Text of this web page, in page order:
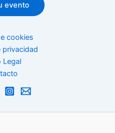
evento
cookies
privacidad
Legal